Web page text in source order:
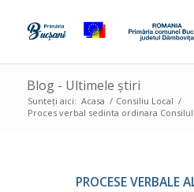
Blog - Ultimele știri
Sunteți aici: Acasa / Consiliu Local /
Proces verbal sedinta ordinara Consilul
PROCESE VERBALE